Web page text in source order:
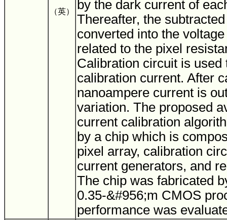
（英）
by the dark current of
Thereafter, the
converted into the
related to the pixel
Calibration circuit is used
calibration current. After
nanoampere current is
variation. The proposed
current calibration
by a chip which is
pixel array, calibration
current generators, and
The chip was fabricated
0.35-&#956;m CMOS
performance was